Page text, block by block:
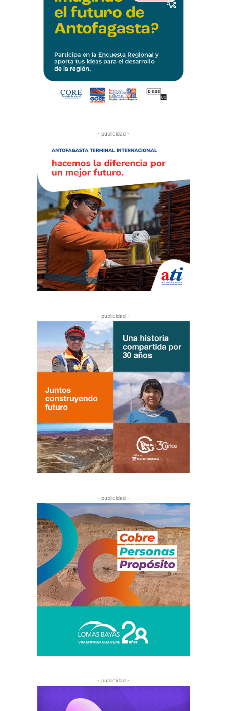
- publicidad -
- publicidad -
- publicidad -
- publicidad -